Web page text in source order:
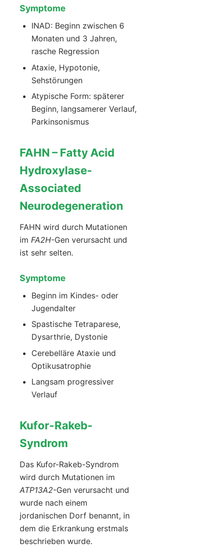
Symptome
INAD: Beginn zwischen 6
Monaten und 3 Jahren,
rasche Regression
Ataxie, Hypotonie,
Sehstörungen
Atypische Form: späterer
Beginn, langsamerer Verlauf,
Parkinsonismus
FAHN – Fatty Acid
Hydroxylase-
Associated
Neurodegeneration
FAHN wird durch Mutationen
im FA2H-Gen verursacht und
ist sehr selten.
Symptome
Beginn im Kindes- oder
Jugendalter
Spastische Tetraparese,
Dysarthrie, Dystonie
Cerebelläre Ataxie und
Optikusatrophie
Langsam progressiver
Verlauf
Kufor-Rakeb-
Syndrom
Das Kufor-Rakeb-Syndrom
wird durch Mutationen im
ATP13A2-Gen verursacht und
wurde nach einem
jordanischen Dorf benannt, in
dem die Erkrankung erstmals
beschrieben wurde.